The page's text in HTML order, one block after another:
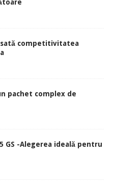
competitivitatea
pachet complex de
GS -Alegerea ideală pentru